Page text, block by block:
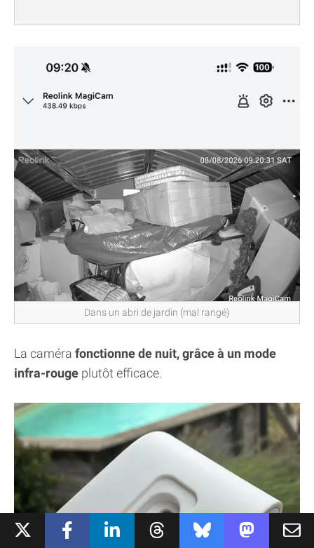
Dans un abri de jardin (mal rangé)
La caméra fonctionne de nuit, grâce à un mode
infra-rouge plutôt efficace.